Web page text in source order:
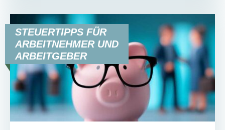
STEUERTIPPS FÜR
ARBEITNEHMER UND
ARBEITGEBER